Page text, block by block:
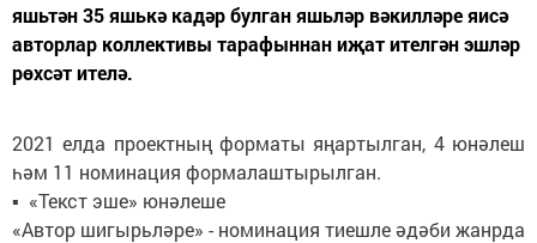
яшьтән 35 яшькә кадәр булган яшьләр вәкилләре яисә
авторлар коллективы тарафыннан иҗат ителгән эшләр
рөхсәт ителә.
2021 елда проектның форматы яңартылган, 4 юнәлеш
һәм 11 номинация формалаштырылган.
▪ «Текст эше» юнәлеше
«Автор шигырьләре» - номинация тиешле әдәби жанрда